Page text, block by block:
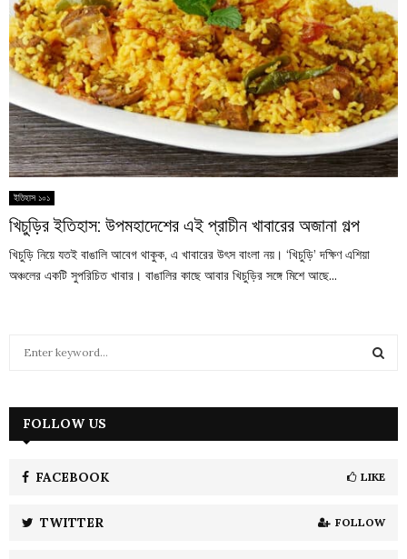
ইতিহাস ১০১
খিচুড়ির ইতিহাস: উপমহাদেশের এই প্রাচীন খাবারের অজানা গল্প
খিচুড়ি নিয়ে যতই বাঙালি আবেগ থাকুক, এ খাবারের উৎস বাংলা নয়। ‘খিচুড়ি’ দক্ষিণ এশিয়া
অঞ্চলের একটি সুপরিচিত খাবার। বাঙালির কাছে আবার খিচুড়ির সঙ্গে মিশে আছে...
h
FOLLOW US
FACEBOOK LIKE
TWITTER FOLLOW